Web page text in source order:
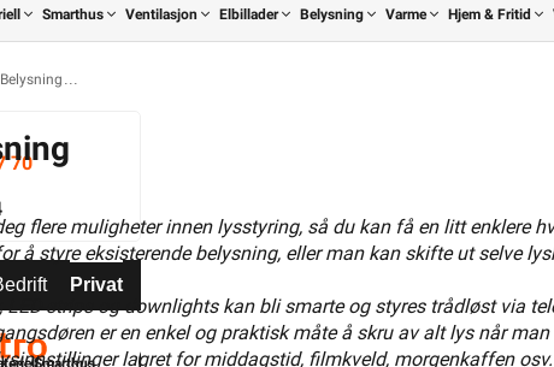
Smarthus Ventilasjon Elbillader Belysning Varme Hjem & Fritid
70
Privat
Smarthus
flere muligheter innen lysstyring, så du kan få en litt enklere
å styre eksisterende belysning, eller man kan skifte ut selve
strips og downlights kan bli smarte og styres trådløst via
er en enkel og praktisk måte å skru av alt lys når
lagret for middagstid, filmkveld, morgenkaffen